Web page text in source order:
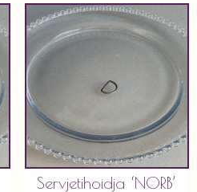
Servjetihoidja ‘NORB’